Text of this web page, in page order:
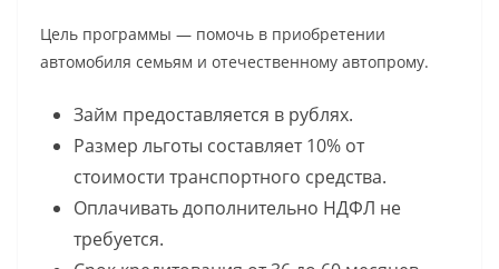
Цель программы — помочь в приобретении
автомобиля семьям и отечественному автопрому.
Займ предоставляется в рублях.
Размер льготы составляет 10% от
стоимости транспортного средства.
Оплачивать дополнительно НДФЛ не
требуется.